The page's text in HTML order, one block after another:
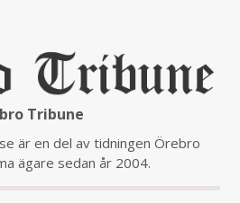
Tribune
är en del av tidningen Örebro
ägare sedan år 2004.